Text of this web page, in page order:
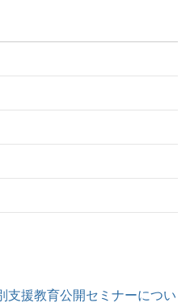
援教育公開セミナーについ